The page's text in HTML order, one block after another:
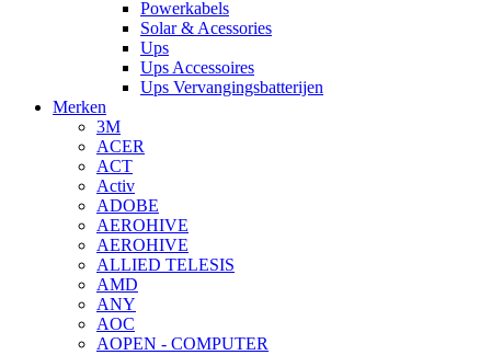
Powerkabels
Solar & Acessories
Ups
Ups Accessoires
Ups Vervangingsbatterijen
Merken
3M
ACER
ACT
Activ
ADOBE
AEROHIVE
AEROHIVE
ALLIED TELESIS
AMD
ANY
AOC
AOPEN - COMPUTER